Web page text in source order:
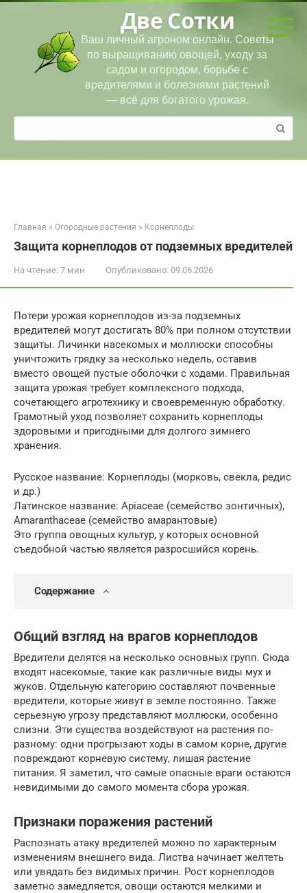
Перейти
Две Сотки
Ваш личный агроном онлайн. Советы
по выращиванию овощей, уходу за
садом и огородом, борьбе с
вредителями и болезнями растений
— всё для богатого урожая.
Поиск:
Главная » Огородные растения » Корнеплоды
Защита корнеплодов от подземных вредителей
На чтение: 7 мин Опубликовано: 09.06.2026
Потери урожая корнеплодов из-за подземных
вредителей могут достигать 80% при полном отсутствии
защиты. Личинки насекомых и моллюски способны
уничтожить грядку за несколько недель, оставив
вместо овощей пустые оболочки с ходами. Правильная
защита урожая требует комплексного подхода,
сочетающего агротехнику и своевременную обработку.
Грамотный уход позволяет сохранить корнеплоды
здоровыми и пригодными для долгого зимнего
хранения.
Русское название: Корнеплоды (морковь, свекла, редис
и др.)
Латинское название: Apiaceae (семейство зонтичных),
Amaranthaceae (семейство амарантовые)
Это группа овощных культур, у которых основной
съедобной частью является разросшийся корень.
Содержание
Общий взгляд на врагов корнеплодов
Вредители делятся на несколько основных групп. Сюда
входят насекомые, такие как различные виды мух и
жуков. Отдельную категорию составляют почвенные
вредители, которые живут в земле постоянно. Также
серьезную угрозу представляют моллюски, особенно
слизни. Эти существа воздействуют на растения по-
разному: одни прогрызают ходы в самом корне, другие
повреждают корневую систему, лишая растение
питания. Я заметил, что самые опасные враги остаются
невидимыми до самого момента сбора урожая.
Признаки поражения растений
Распознать атаку вредителей можно по характерным
изменениям внешнего вида. Листва начинает желтеть
или увядать без видимых причин. Рост корнеплодов
заметно замедляется, овощи остаются мелкими и